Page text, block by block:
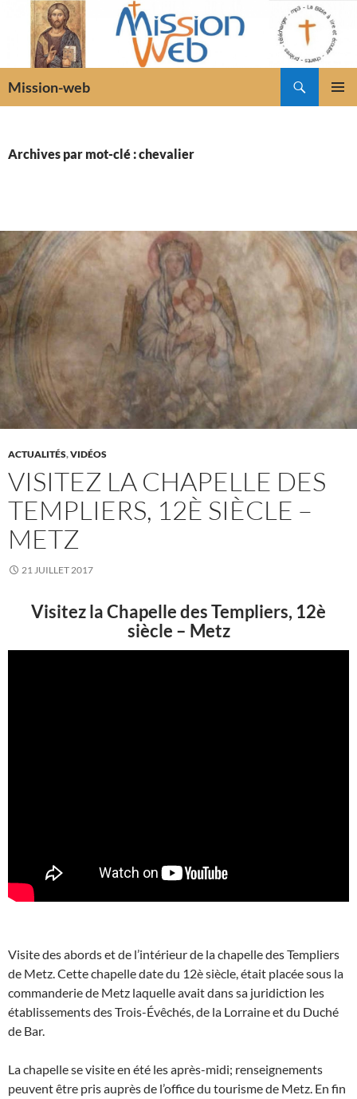
Mission-web
Archives par mot-clé : chevalier
ACTUALITÉS,VIDÉOS
VISITEZ LA CHAPELLE DES
TEMPLIERS, 12È SIÈCLE –
METZ
21 JUILLET 2017
Visitez la Chapelle des Templiers, 12è
siècle – Metz
Visite des abords et de l’intérieur de la chapelle des Templiers
de Metz. Cette chapelle date du 12è siècle, était placée sous la
commanderie de Metz laquelle avait dans sa juridiction les
établissements des Trois-Évêchés, de la Lorraine et du Duché
de Bar.
La chapelle se visite en été les après-midi; renseignements
peuvent être pris auprès de l’office du tourisme de Metz. En fin